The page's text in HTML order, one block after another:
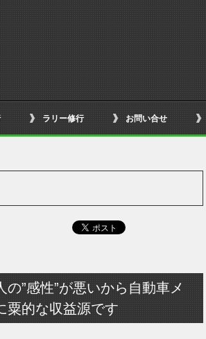
ラリー修行 お問い合せ
”感性”が悪いから自動車メ
粟的な収益源です